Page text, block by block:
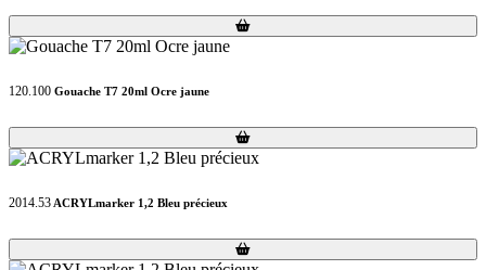
Loading...
Loading...
120.100 Gouache T7 20ml Ocre jaune
Loading...
Loading...
2014.53 ACRYLmarker 1,2 Bleu précieux
Loading...
Loading...